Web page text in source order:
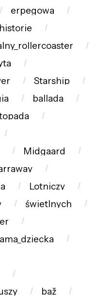
erpegowa
Starship
ballada
Midgaard
Lotniczy
świetlnych
baž